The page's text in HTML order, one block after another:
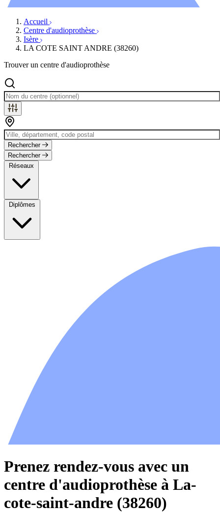
Accueil
Centre d'audioprothèse
Isère
LA COTE SAINT ANDRE (38260)
Trouver un centre d'audioprothèse
Rechercher
Rechercher
Réseaux
Diplômes
Prenez rendez-vous avec un
centre d'audioprothèse à La-
cote-saint-andre (38260)